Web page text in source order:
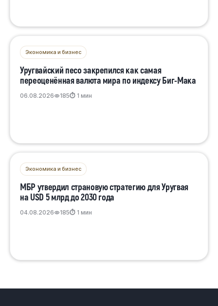
Экономика и бизнес
Уругвайский песо закрепился как самая
переоценённая валюта мира по индексу Биг-Мака
06.08.2026 185⏱ 1 мин
Экономика и бизнес
МБР утвердил страновую стратегию для Уругвая
на USD 5 млрд до 2030 года
04.08.2026 185⏱ 1 мин